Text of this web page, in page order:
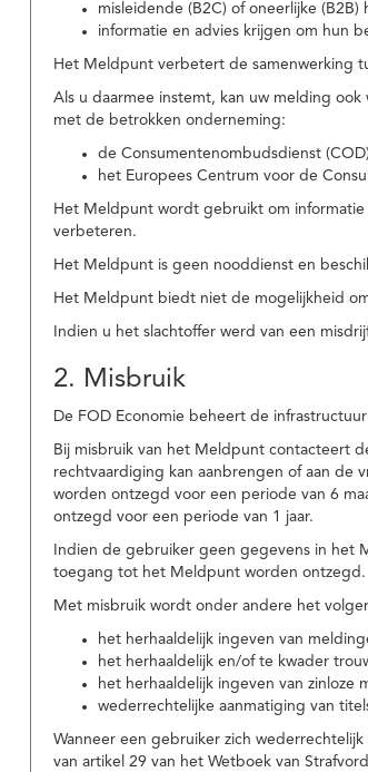
misleidende (B2C) of oneerlijke
informatie en advies krijgen om hun
Het Meldpunt verbetert de samenwerking
Als u daarmee instemt, kan uw melding
met de betrokken onderneming:
de Consumentenombudsdienst
het Europees Centrum voor de
Het Meldpunt wordt gebruikt om
verbeteren.
Het Meldpunt is geen nooddienst en
Het Meldpunt biedt niet de mogelijkheid
Indien u het slachtoffer werd van een
2. Misbruik
De FOD Economie beheert de
Bij misbruik van het Meldpunt contacteert
rechtvaardiging kan aanbrengen of aan
worden ontzegd voor een periode van 6
ontzegd voor een periode van 1 jaar.
Indien de gebruiker geen gegevens in het
toegang tot het Meldpunt worden ontzegd.
Met misbruik wordt onder andere het
het herhaaldelijk ingeven van
het herhaaldelijk en/of te kwader
het herhaaldelijk ingeven van zinloze
wederrechtelijke aanmatiging van
Wanneer een gebruiker zich
van artikel 29 van het Wetboek van